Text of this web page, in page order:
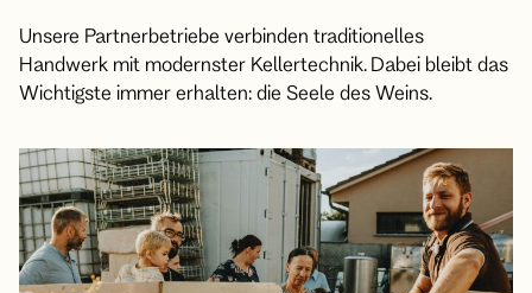
Unsere Partnerbetriebe verbinden traditionelles
Handwerk mit modernster Kellertechnik. Dabei bleibt das
Wichtigste immer erhalten: die Seele des Weins.